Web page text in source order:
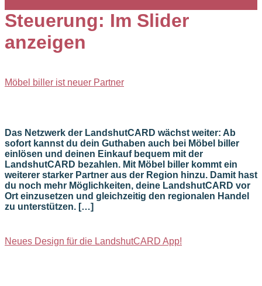
Steuerung: Im Slider
anzeigen
Möbel biller ist neuer Partner
Das Netzwerk der LandshutCARD wächst weiter: Ab
sofort kannst du dein Guthaben auch bei Möbel biller
einlösen und deinen Einkauf bequem mit der
LandshutCARD bezahlen. Mit Möbel biller kommt ein
weiterer starker Partner aus der Region hinzu. Damit hast
du noch mehr Möglichkeiten, deine LandshutCARD vor
Ort einzusetzen und gleichzeitig den regionalen Handel
zu unterstützen. […]
Neues Design für die LandshutCARD App!